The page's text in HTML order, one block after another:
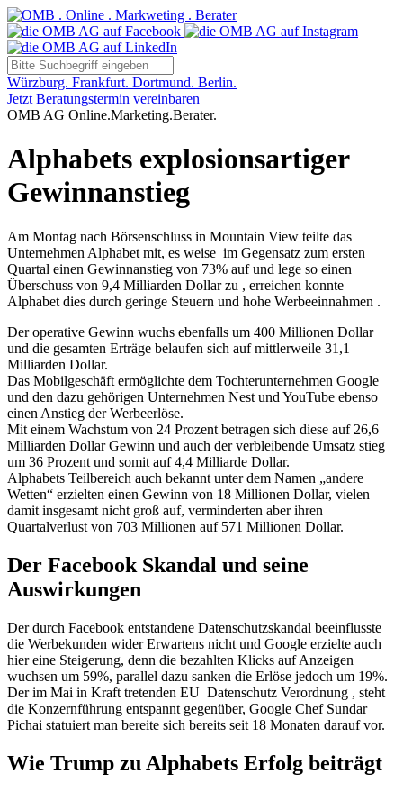
Würzburg. Frankfurt. Dortmund. Berlin.
Jetzt Beratungstermin vereinbaren
OMB AG Online.Marketing.Berater.
Alphabets explosionsartiger
Gewinnanstieg
Am Montag nach Börsenschluss in Mountain View teilte das
Unternehmen Alphabet mit, es weise im Gegensatz zum ersten
Quartal einen Gewinnanstieg von 73% auf und lege so einen
Überschuss von 9,4 Milliarden Dollar zu , erreichen konnte
Alphabet dies durch geringe Steuern und hohe Werbeeinnahmen .
Der operative Gewinn wuchs ebenfalls um 400 Millionen Dollar
und die gesamten Erträge belaufen sich auf mittlerweile 31,1
Milliarden Dollar.
Das Mobilgeschäft ermöglichte dem Tochterunternehmen Google
und den dazu gehörigen Unternehmen Nest und YouTube ebenso
einen Anstieg der Werbeerlöse.
Mit einem Wachstum von 24 Prozent betragen sich diese auf 26,6
Milliarden Dollar Gewinn und auch der verbleibende Umsatz stieg
um 36 Prozent und somit auf 4,4 Milliarde Dollar.
Alphabets Teilbereich auch bekannt unter dem Namen „andere
Wetten“ erzielten einen Gewinn von 18 Millionen Dollar, vielen
damit insgesamt nicht groß auf, verminderten aber ihren
Quartalverlust von 703 Millionen auf 571 Millionen Dollar.
Der Facebook Skandal und seine
Auswirkungen
Der durch Facebook entstandene Datenschutzskandal beeinflusste
die Werbekunden wider Erwartens nicht und Google erzielte auch
hier eine Steigerung, denn die bezahlten Klicks auf Anzeigen
wuchsen um 59%, parallel dazu sanken die Erlöse jedoch um 19%.
Der im Mai in Kraft tretenden EU Datenschutz Verordnung , steht
die Konzernführung entspannt gegenüber, Google Chef Sundar
Pichai statuiert man bereite sich bereits seit 18 Monaten darauf vor.
Wie Trump zu Alphabets Erfolg beiträgt